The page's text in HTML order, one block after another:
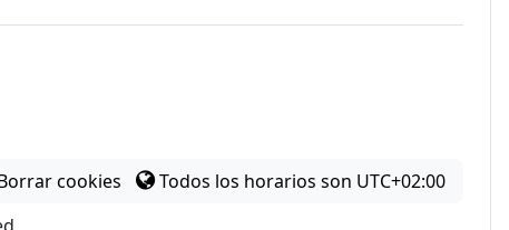
cookies Todos los horarios son UTC+02:00